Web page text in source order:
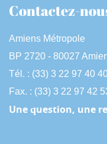
Contactez-
Amiens Métropole
BP 2720 - 80027
Tél. : (33) 3 22 97 40
Fax. : (33) 3 22 97 42
Une question, une